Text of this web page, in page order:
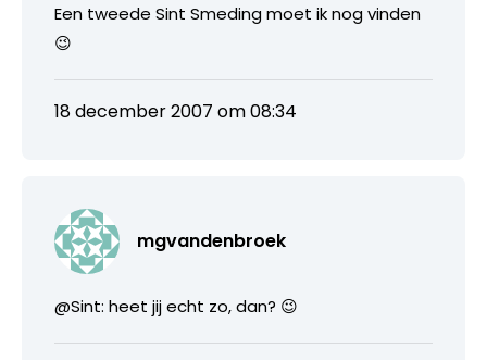
Een tweede Sint Smeding moet ik nog vinden
😉
18 december 2007 om 08:34
mgvandenbroek
@Sint: heet jij echt zo, dan? 😉